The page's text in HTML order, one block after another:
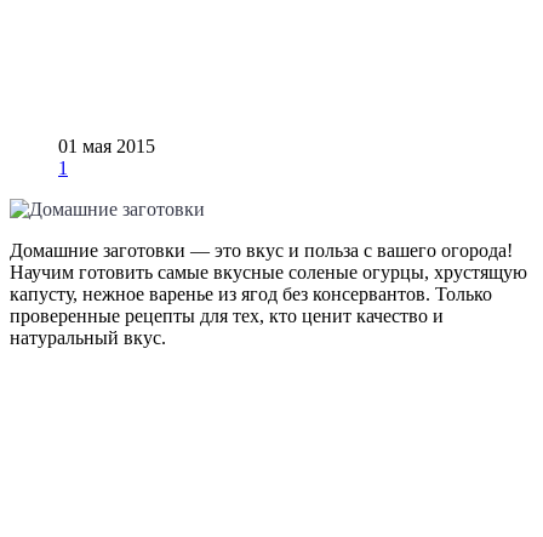
01 мая 2015
1
Домашние заготовки — это вкус и польза с вашего огорода!
Научим готовить самые вкусные соленые огурцы, хрустящую
капусту, нежное варенье из ягод без консервантов. Только
проверенные рецепты для тех, кто ценит качество и
натуральный вкус.